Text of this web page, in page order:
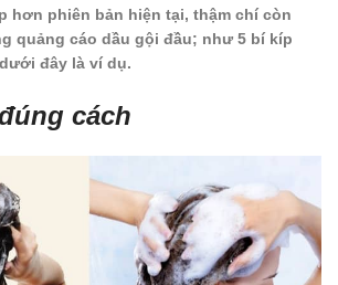
hơn phiên bản hiện tại, thậm chí còn
quảng cáo dầu gội đầu; như 5 bí kíp
đây là ví dụ.
cách